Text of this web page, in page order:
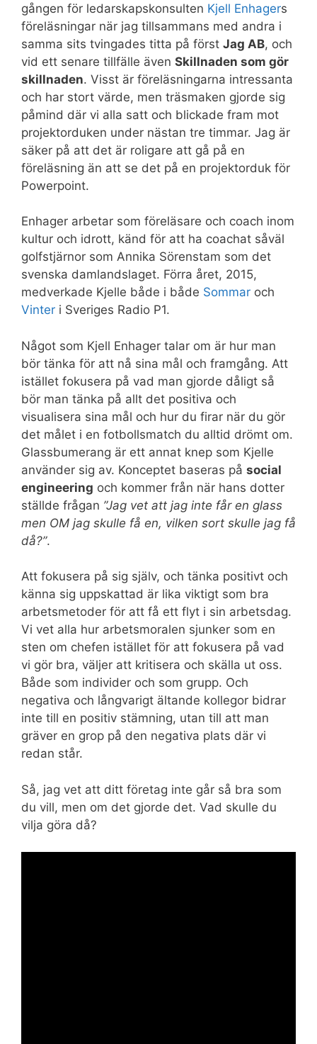
gången för ledarskapskonsulten Kjell Enhagers
föreläsningar när jag tillsammans med andra i
samma sits tvingades titta på först Jag AB, och
vid ett senare tillfälle även Skillnaden som gör
skillnaden. Visst är föreläsningarna intressanta
och har stort värde, men träsmaken gjorde sig
påmind där vi alla satt och blickade fram mot
projektorduken under nästan tre timmar. Jag är
säker på att det är roligare att gå på en
föreläsning än att se det på en projektorduk för
Powerpoint.
Enhager arbetar som föreläsare och coach inom
kultur och idrott, känd för att ha coachat såväl
golfstjärnor som Annika Sörenstam som det
svenska damlandslaget. Förra året, 2015,
medverkade Kjelle både i både Sommar och
Vinter i Sveriges Radio P1.
Något som Kjell Enhager talar om är hur man
bör tänka för att nå sina mål och framgång. Att
istället fokusera på vad man gjorde dåligt så
bör man tänka på allt det positiva och
visualisera sina mål och hur du firar när du gör
det målet i en fotbollsmatch du alltid drömt om.
Glassbumerang är ett annat knep som Kjelle
använder sig av. Konceptet baseras på social
engineering och kommer från när hans dotter
ställde frågan ”Jag vet att jag inte får en glass
men OM jag skulle få en, vilken sort skulle jag få
då?”.
Att fokusera på sig själv, och tänka positivt och
känna sig uppskattad är lika viktigt som bra
arbetsmetoder för att få ett flyt i sin arbetsdag.
Vi vet alla hur arbetsmoralen sjunker som en
sten om chefen istället för att fokusera på vad
vi gör bra, väljer att kritisera och skälla ut oss.
Både som individer och som grupp. Och
negativa och långvarigt ältande kollegor bidrar
inte till en positiv stämning, utan till att man
gräver en grop på den negativa plats där vi
redan står.
Så, jag vet att ditt företag inte går så bra som
du vill, men om det gjorde det. Vad skulle du
vilja göra då?